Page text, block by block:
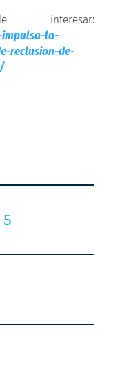
interesar:
la-
reclusion-de-